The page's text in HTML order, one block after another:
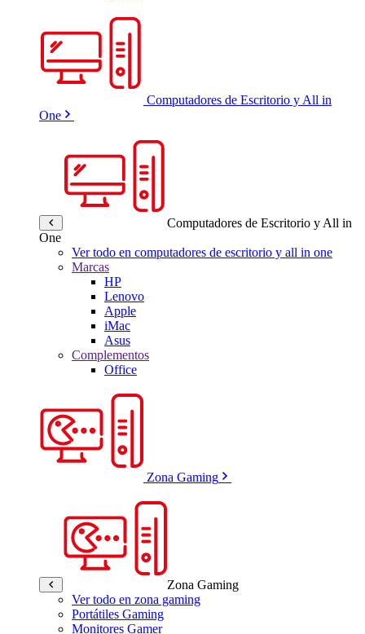
Computadores de Escritorio y All in
One
Computadores de Escritorio y All in
One
Ver todo en computadores de escritorio y all in one
Marcas
HP
Lenovo
Apple
iMac
Asus
Complementos
Office
Zona Gaming
Zona Gaming
Ver todo en zona gaming
Portátiles Gaming
Monitores Gamer